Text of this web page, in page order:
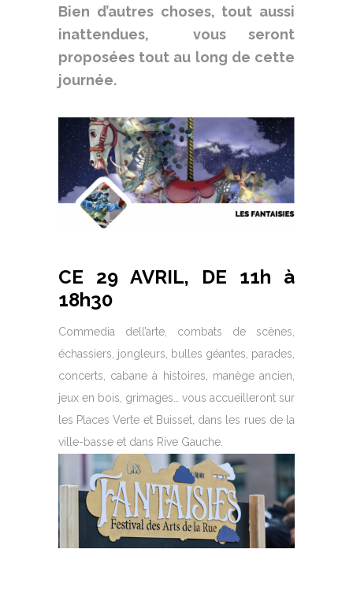
Bien d’autres choses, tout aussi
inattendues, vous seront
proposées tout au long de cette
journée.
CE 29 AVRIL, DE 11h à
18h30
Commedia dell’arte, combats de scènes,
échassiers, jongleurs, bulles géantes, parades,
concerts, cabane à histoires, manège ancien,
jeux en bois, grimages… vous accueilleront sur
les Places Verte et Buisset, dans les rues de la
ville-basse et dans Rive Gauche.